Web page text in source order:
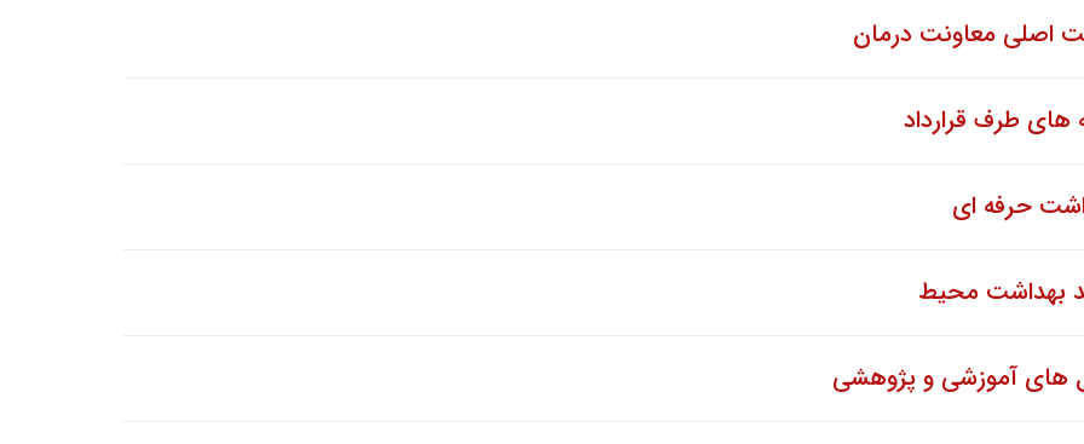
اصلی معاونت درمان
های طرف قرارداد
حرفه ای
بهداشت محیط
های آموزشی و پژوهشی